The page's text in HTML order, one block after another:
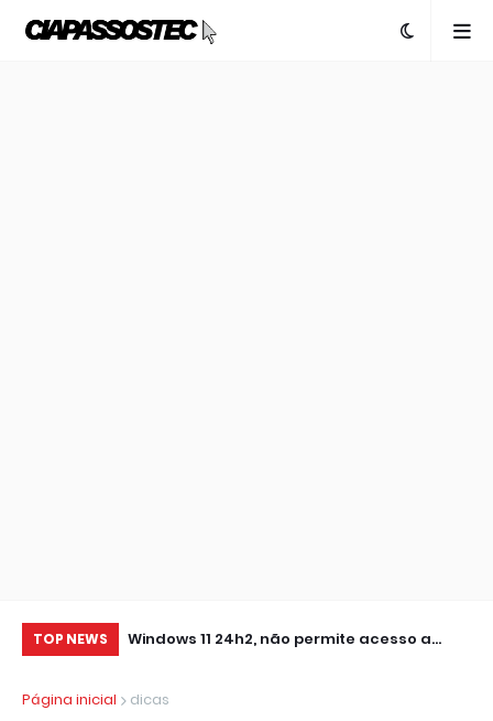
TOP NEWS
IMPRESSORA
Windows 11 24h2, não permite acesso a
outros
Página inicial dicas